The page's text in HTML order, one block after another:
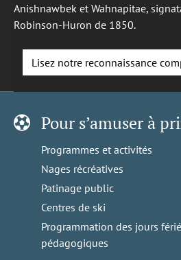
Anishnawbek et Wahnapitae,
Robinson-Huron de 1850.
Lisez notre reconnaissance
Pour s’amuser à
Programmes et activités
Nages récréatives
Patinage public
Centres de ski
Programmation des jours
pédagogiques